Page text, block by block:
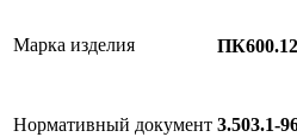
Марка изделия
Нормативный документ 3.503.1-